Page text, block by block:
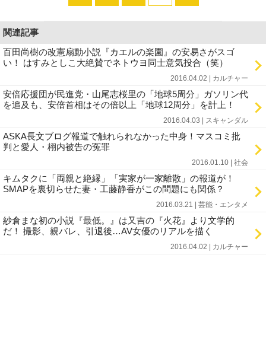
関連記事
百田尚樹の改憲扇動小説『カエルの楽園』の安易さがスゴ
い！ はすみとしこ大絶賛でネトウヨ同士意気投合（笑）
2016.04.02 | カルチャー
安倍応援団が民進党・山尾志桜里の「地球5周分」ガソリン代
を追及も、安倍首相はその倍以上「地球12周分」を計上！
2016.04.03 | スキャンダル
ASKA長文ブログ報道で触れられなかった中身！マスコミ批
判と愛人・栩内被告の冤罪
2016.01.10 | 社会
キムタクに「両親と絶縁」「実家が一家離散」の報道が！
SMAPを裏切らせた妻・工藤静香がこの問題にも関係？
2016.03.21 | 芸能・エンタメ
紗倉まな初の小説『最低。』は又吉の『火花』より文学的
だ！ 撮影、親バレ、引退後…AV女優のリアルを描く
2016.04.02 | カルチャー